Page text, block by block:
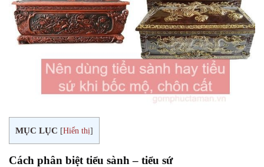
MỤC LỤC [Hiển thị]
Cách phân biệt tiểu sành – tiểu sứ